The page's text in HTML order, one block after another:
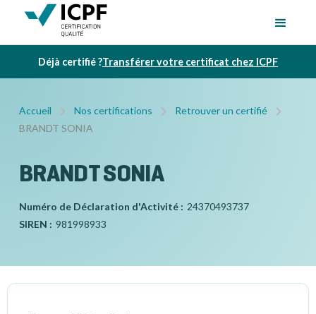
Déjà certifié ?Transférer votre certificat chez ICPF
Accueil Nos certifications
Retrouver un certifié
BRANDT SONIA
BRANDT SONIA
Numéro de Déclaration d'Activité : 24370493737
SIREN : 981998933